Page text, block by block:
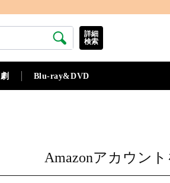
詳細
検索
Blu-ray&DVD
Amazonアカウン